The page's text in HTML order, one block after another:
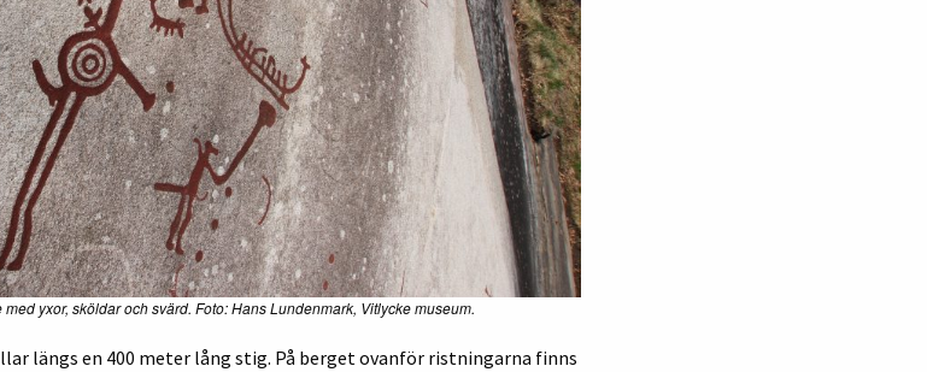
yxor, sköldar och svärd. Foto: Hans Lundenmark, Vitlycke museum.
längs en 400 meter lång stig. På berget ovanför ristningarna finns